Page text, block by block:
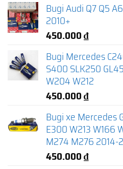
Bugi Audi Q7 Q5
2010+
450.000₫
Bugi Mercedes
S400 SLK250
W204 W212
450.000₫
Bugi xe Mercedes
E300 W213 W166
M274 M276 2014-
450.000₫